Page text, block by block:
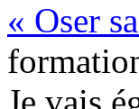
« Oser